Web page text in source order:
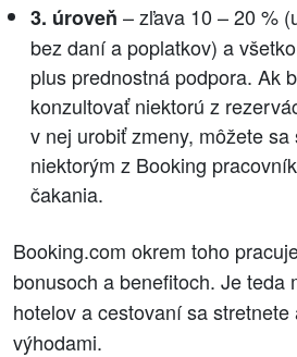
3. úroveň – zľava 10 – 20 %
bez daní a poplatkov) a
plus prednostná podpora. Ak
konzultovať niektorú z
v nej urobiť zmeny, môžete
niektorým z Booking
čakania.
Booking.com okrem toho
bonusoch a benefitoch. Je teda
hotelov a cestovaní sa stretnete
výhodami.